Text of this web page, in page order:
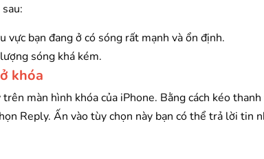
vực bạn đang ở có sóng rất mạnh và ổn định.
sóng khá kém.
khóa
màn hình khóa của iPhone. Bằng cách kéo
Reply. Ấn vào tùy chọn này bạn có thể trả lời tin